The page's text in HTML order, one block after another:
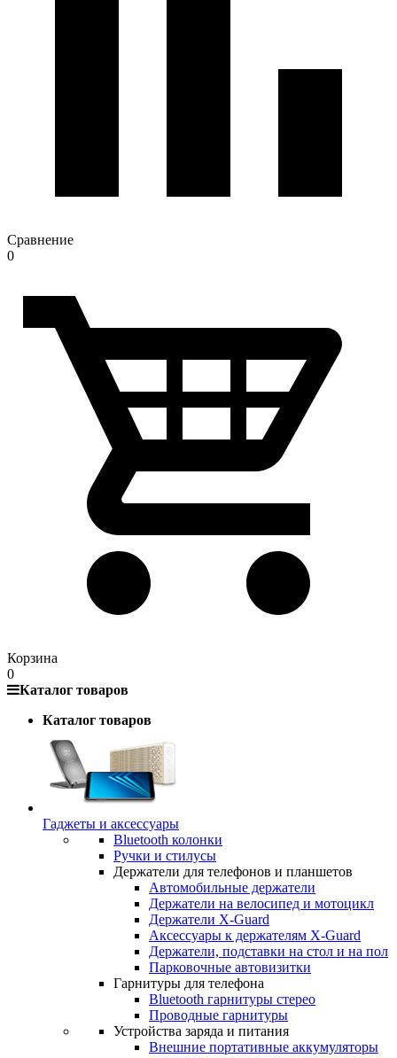
Сравнение
0
Корзина
0
Каталог товаров
Каталог товаров
Гаджеты и аксессуары
Bluetooth колонки
Ручки и стилусы
Держатели для телефонов и планшетов
Автомобильные держатели
Держатели на велосипед и мотоцикл
Держатели X-Guard
Аксессуары к держателям X-Guard
Держатели, подставки на стол и на пол
Парковочные автовизитки
Гарнитуры для телефона
Bluetooth гарнитуры стерео
Проводные гарнитуры
Устройства заряда и питания
Внешние портативные аккумуляторы